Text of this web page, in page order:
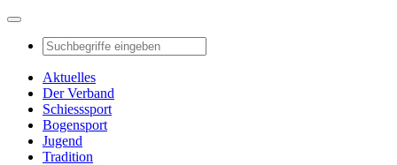
Aktuelles
Der Verband
Schiesssport
Bogensport
Jugend
Tradition